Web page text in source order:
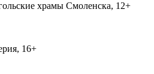
храмы Смоленска, 12+
16+